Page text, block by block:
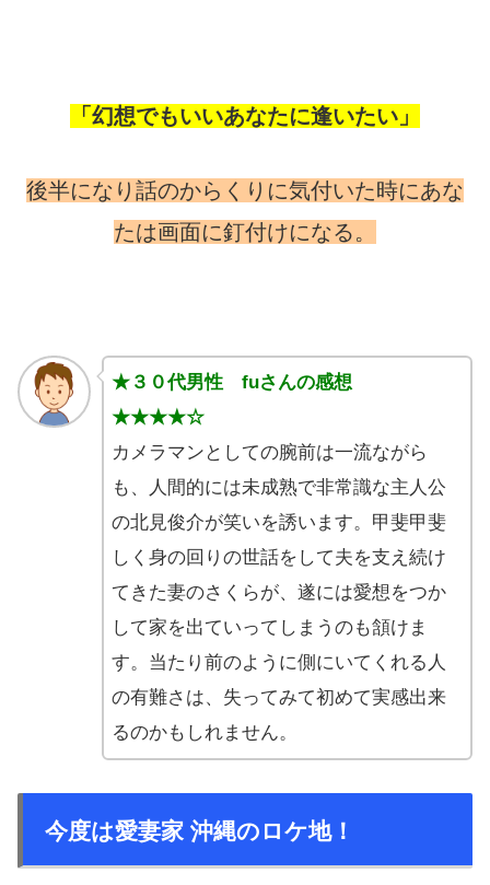
「幻想でもいいあなたに逢いたい」
後半になり話のからくりに気付いた時にあな
たは画面に釘付けになる。
★３０代男性 fuさんの感想
★★★★☆
カメラマンとしての腕前は一流ながら
も、人間的には未成熟で非常識な主人公
の北見俊介が笑いを誘います。甲斐甲斐
しく身の回りの世話をして夫を支え続け
てきた妻のさくらが、遂には愛想をつか
して家を出ていってしまうのも頷けま
す。当たり前のように側にいてくれる人
の有難さは、失ってみて初めて実感出来
るのかもしれません。
今度は愛妻家 沖縄のロケ地！